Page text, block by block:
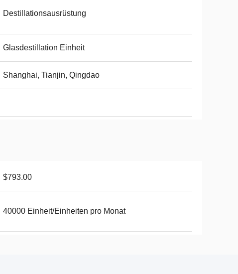
Destillationsausrüstung
Glasdestillation Einheit
Shanghai, Tianjin, Qingdao
$793.00
40000 Einheit/Einheiten pro Monat